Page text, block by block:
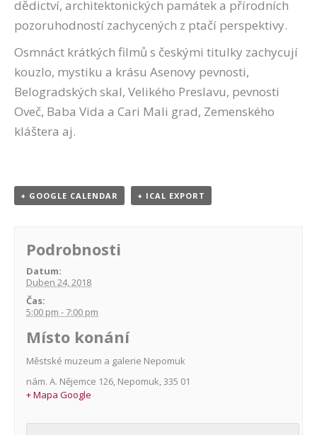
dědictví, architektonických památek a přírodních
pozoruhodností zachycených z ptačí perspektivy.
Osmnáct krátkých filmů s českými titulky zachycují
kouzlo, mystiku a krásu Asenovy pevnosti,
Belogradských skal, Velikého Preslavu, pevnosti
Oveč, Baba Vida a Cari Mali grad, Zemenského
kláštera aj.
+ GOOGLE CALENDAR + ICAL EXPORT
Podrobnosti
Datum:
Duben 24, 2018
Čas:
5:00 pm - 7:00 pm
Místo konání
Městské muzeum a galerie Nepomuk
nám. A. Nějemce 126, Nepomuk,335 01
+ Mapa Google